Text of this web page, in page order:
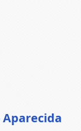
Aparecida